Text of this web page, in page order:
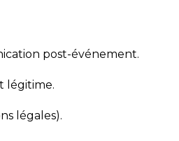
post-événement.
légitime.
légales).